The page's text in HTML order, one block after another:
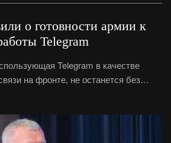
о готовности армии к
Telegram
Telegram в качестве
на фронте, не останется без
зампред комитета Госдумы
его словам, в армии
связи, чтобы «не горевать»